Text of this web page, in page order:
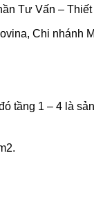
Tư Vấn –
Chi nhánh
tầng 1 – 4 là